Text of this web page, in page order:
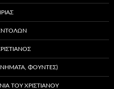
ΝΉΜΑΤΑ, ΦΟΎΝΤΕΣ)
ΤΟΥ ΧΡΙΣΤΙΑΝΟΎ